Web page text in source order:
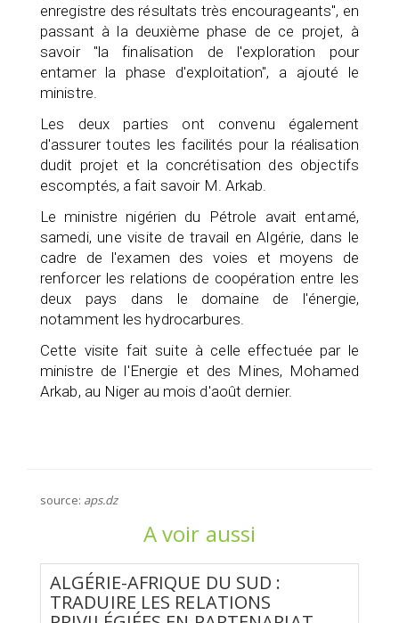
enregistre des résultats très encourageants", en
passant à la deuxième phase de ce projet, à
savoir "la finalisation de l'exploration pour
entamer la phase d'exploitation", a ajouté le
ministre.
Les deux parties ont convenu également
d'assurer toutes les facilités pour la réalisation
dudit projet et la concrétisation des objectifs
escomptés, a fait savoir M. Arkab.
Le ministre nigérien du Pétrole avait entamé,
samedi, une visite de travail en Algérie, dans le
cadre de l'examen des voies et moyens de
renforcer les relations de coopération entre les
deux pays dans le domaine de l'énergie,
notamment les hydrocarbures.
Cette visite fait suite à celle effectuée par le
ministre de l'Energie et des Mines, Mohamed
Arkab, au Niger au mois d'août dernier.
source: aps.dz
A voir aussi
ALGÉRIE-AFRIQUE DU SUD :
TRADUIRE LES RELATIONS